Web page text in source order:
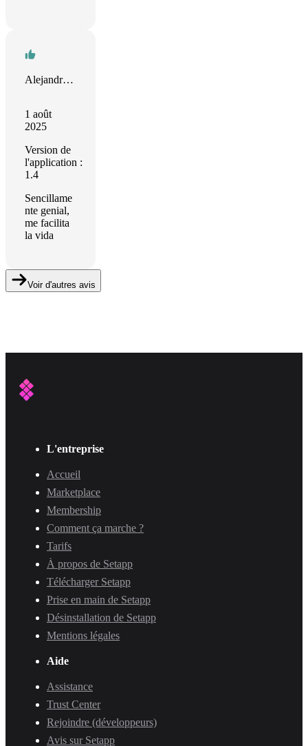
Alejandro Quevedo
1 août
2025
Version de
l'application :
1.4
Sencillame
nte genial,
me facilita
la vida
Voir d'autres avis
L'entreprise
Accueil
Marketplace
Membership
Comment ça marche ?
Tarifs
À propos de Setapp
Télécharger Setapp
Prise en main de Setapp
Désinstallation de Setapp
Mentions légales
Aide
Assistance
Trust Center
Rejoindre (développeurs)
Avis sur Setapp